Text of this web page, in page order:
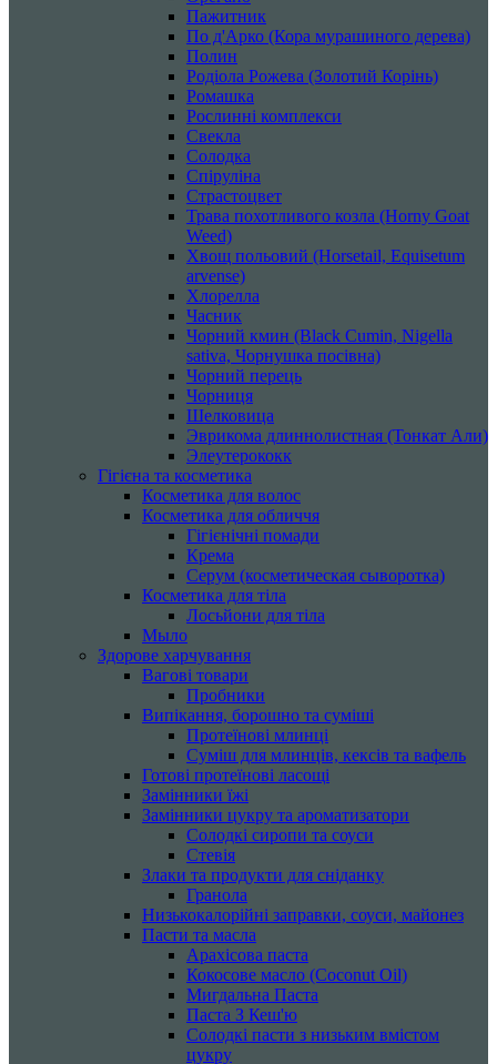
Пажитник
По д'Арко (Кора мурашиного дерева)
Полин
Родіола Рожева (Золотий Корінь)
Ромашка
Рослинні комплекси
Свекла
Солодка
Спіруліна
Страстоцвет
Трава похотливого козла (Horny Goat
Weed)
Хвощ польовий (Horsetail, Equisetum
arvense)
Хлорелла
Часник
Чорний кмин (Black Cumin, Nigella
sativa, Чорнушка посівна)
Чорний перець
Чорниця
Шелковица
Эврикома длиннолистная (Тонкат Али)
Элеутерококк
Гігієна та косметика
Косметика для волос
Косметика для обличчя
Гігієнічні помади
Крема
Серум (косметическая сыворотка)
Косметика для тіла
Лосьйони для тіла
Мыло
Здорове харчування
Вагові товари
Пробники
Випікання, борошно та суміші
Протеїнові млинці
Суміш для млинців, кексів та вафель
Готові протеїнові ласощі
Замінники їжі
Замінники цукру та ароматизатори
Солодкі сиропи та соуси
Стевія
Злаки та продукти для сніданку
Гранола
Низькокалорійні заправки, соуси, майонез
Пасти та масла
Арахісова паста
Кокосове масло (Coconut Oil)
Мигдальна Паста
Паста З Кеш'ю
Солодкі пасти з низьким вмістом
цукру